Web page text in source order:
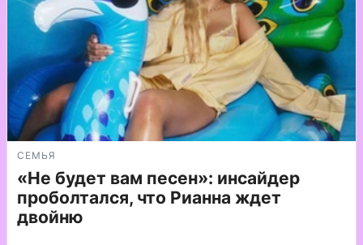
СЕМЬЯ
«Не будет вам песен»: инсайдер
проболтался, что Рианна ждет
двойню